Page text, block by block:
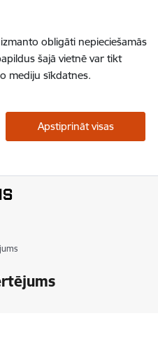
obligāti nepieciešamās
šajā vietnē var tikt
mediju sīkdatnes.
Apstiprināt visas